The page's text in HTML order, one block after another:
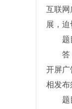
互联网
展，
题目
答：
开屏广
相发布
题目